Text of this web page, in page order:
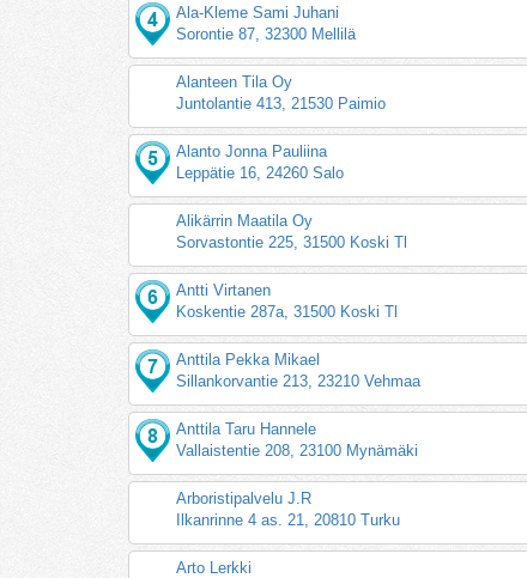
Ala-Kleme Sami Juhani
Sorontie 87, 32300 Mellilä
Alanteen Tila Oy
Juntolantie 413, 21530 Paimio
Alanto Jonna Pauliina
Leppätie 16, 24260 Salo
Alikärrin Maatila Oy
Sorvastontie 225, 31500 Koski Tl
Antti Virtanen
Koskentie 287a, 31500 Koski Tl
Anttila Pekka Mikael
Sillankorvantie 213, 23210 Vehmaa
Anttila Taru Hannele
Vallaistentie 208, 23100 Mynämäki
Arboristipalvelu J.R
Ilkanrinne 4 as. 21, 20810 Turku
Arto Lerkki